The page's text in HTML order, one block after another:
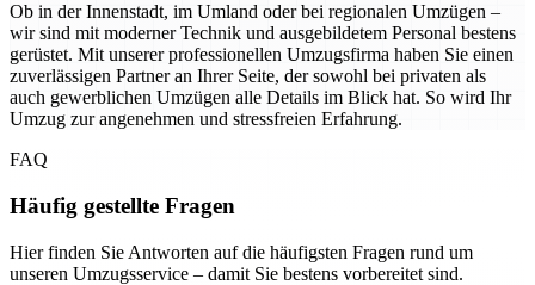
Ob in der Innenstadt, im Umland oder bei regionalen Umzügen –
wir sind mit moderner Technik und ausgebildetem Personal bestens
gerüstet. Mit unserer professionellen Umzugsfirma haben Sie einen
zuverlässigen Partner an Ihrer Seite, der sowohl bei privaten als
auch gewerblichen Umzügen alle Details im Blick hat. So wird Ihr
Umzug zur angenehmen und stressfreien Erfahrung.
FAQ
Häufig gestellte Fragen
Hier finden Sie Antworten auf die häufigsten Fragen rund um
unseren Umzugsservice – damit Sie bestens vorbereitet sind.